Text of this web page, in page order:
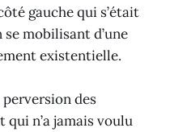
gauche qui s’était
mobilisant d’une
existentielle.
des
n’a jamais voulu